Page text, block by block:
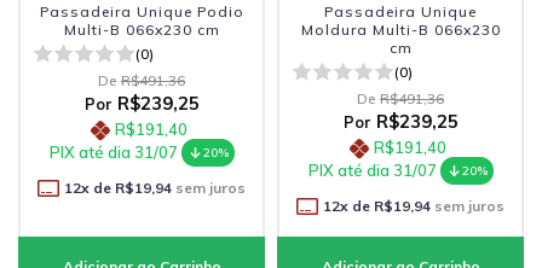
Passadeira Unique Podio
Multi-B 066x230 cm
(0)
De R$491,36
Por R$239,25
R$191,40
PIX até dia 31/07
20%
12x de R$19,94 sem juros
Passadeira Unique
Moldura Multi-B 066x230
cm
(0)
De R$491,36
Por R$239,25
R$191,40
PIX até dia 31/07
20%
12x de R$19,94 sem juros